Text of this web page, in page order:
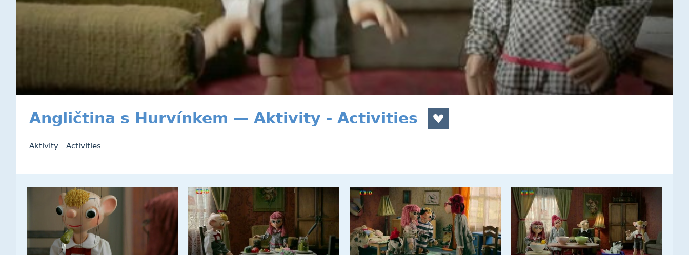
Angličtina s Hurvínkem — Aktivity - Activities
Aktivity - Activities